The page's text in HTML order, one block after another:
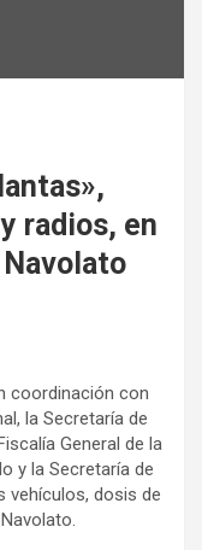
radios, en
coordinación con
la Secretaría de
General de la
y la Secretaría de
vehículos, dosis de